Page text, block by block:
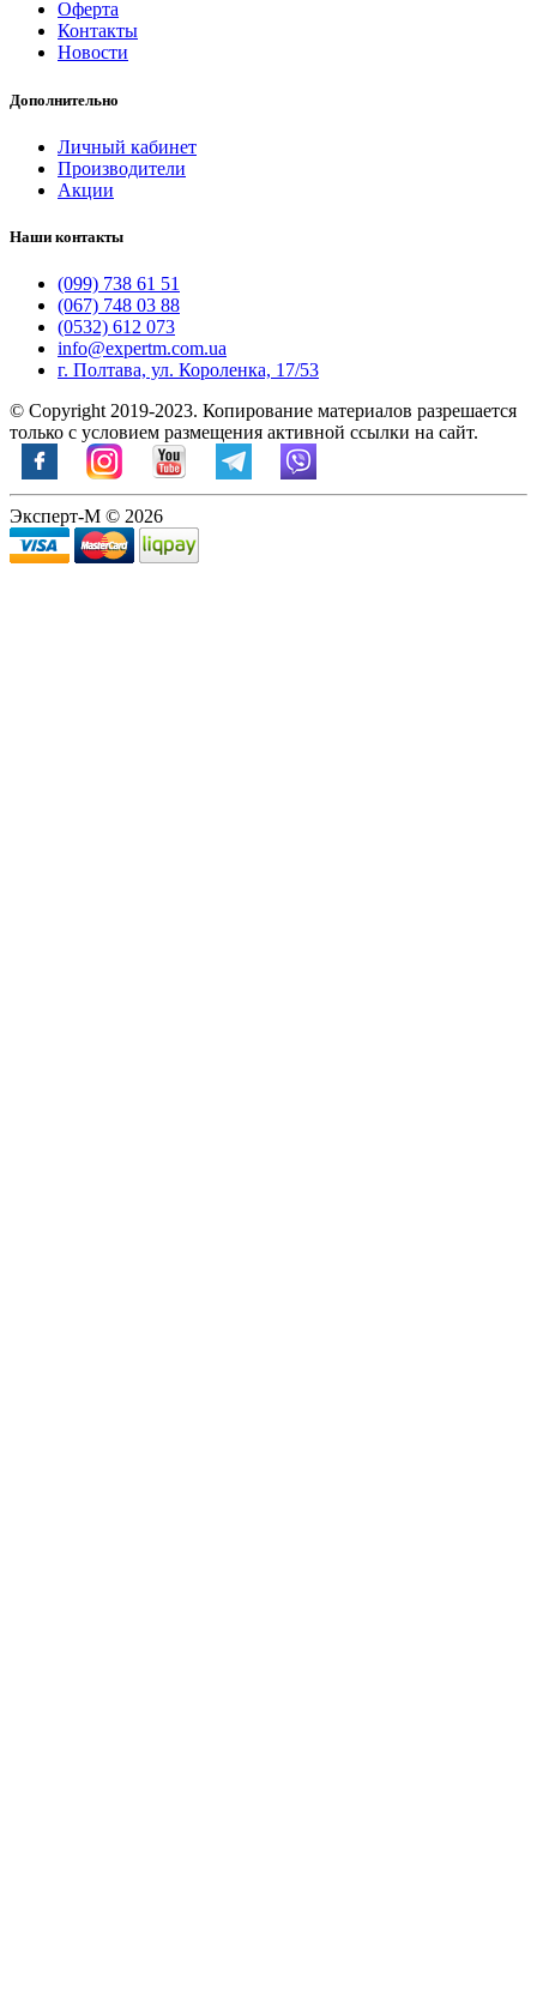
Оферта
Контакты
Новости
Дополнительно
Личный кабинет
Производители
Акции
Наши контакты
(099) 738 61 51
(067) 748 03 88
(0532) 612 073
info@expertm.com.ua
г. Полтава, ул. Короленка, 17/53
© Copyright 2019-2023. Копирование материалов разрешается
только с условием размещения активной ссылки на сайт.
Эксперт-М © 2026